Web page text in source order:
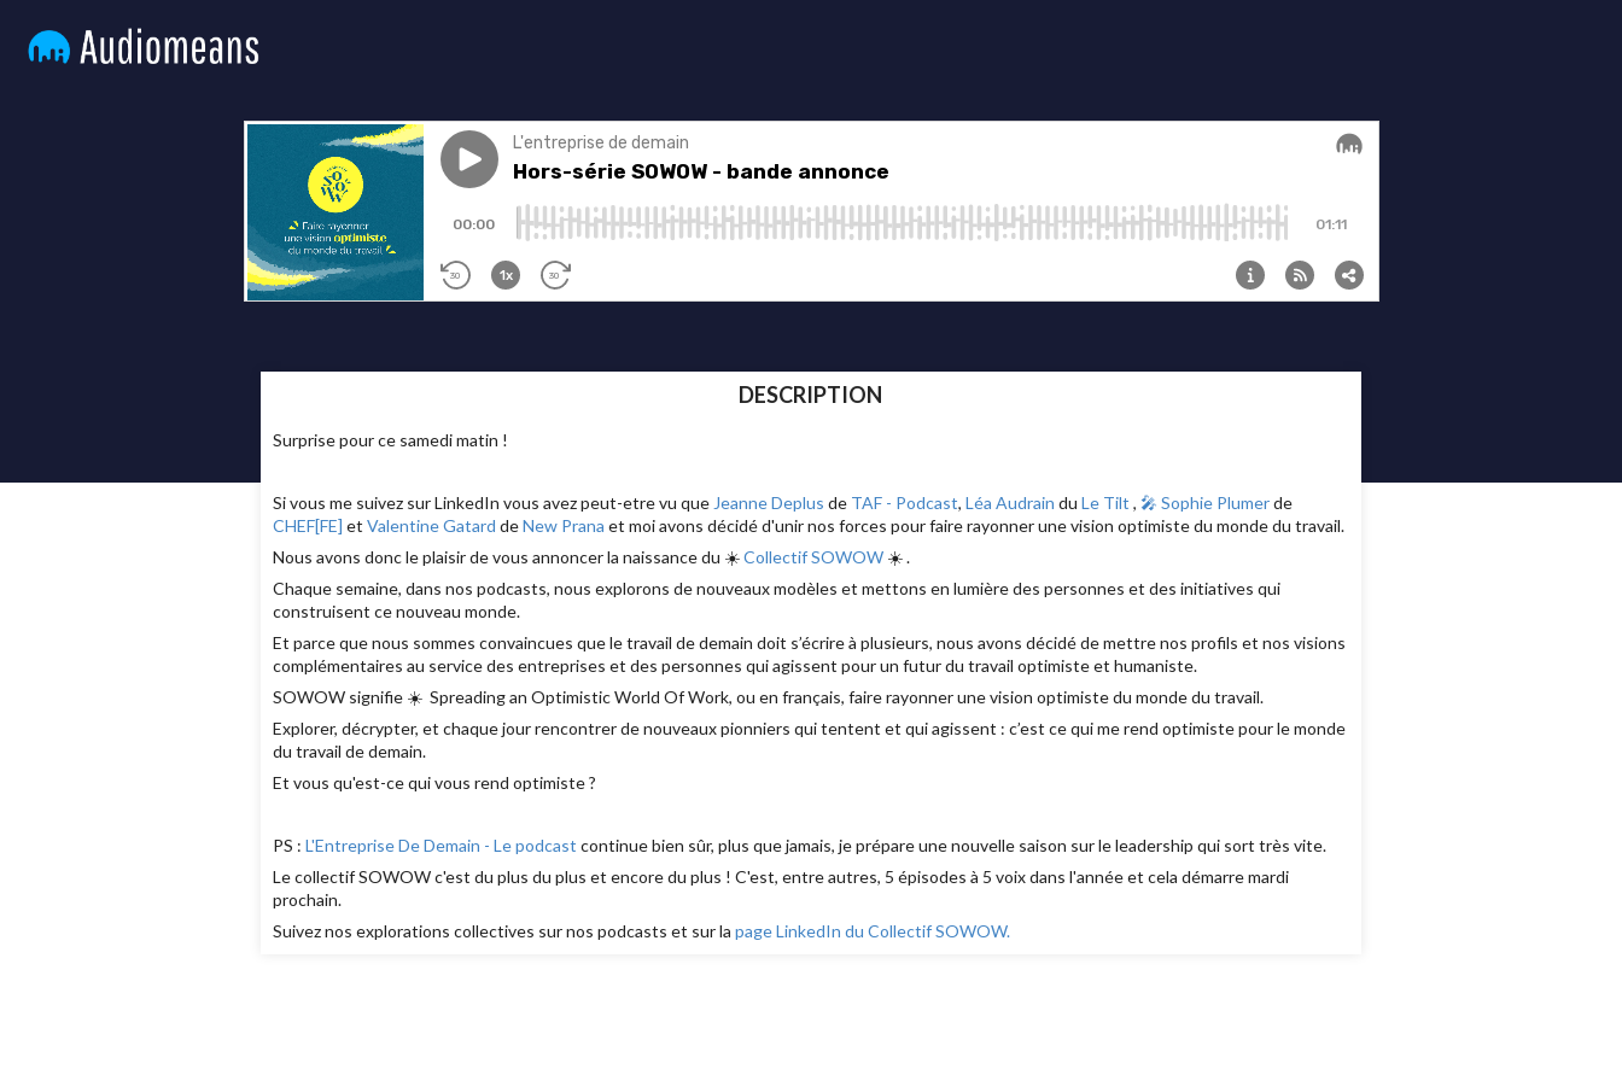
DESCRIPTION
Surprise pour ce samedi matin !
Si vous me suivez sur LinkedIn vous avez peut-etre vu que Jeanne Deplus de TAF - Podcast, Léa Audrain du Le Tilt , 🎤 Sophie Plumerde
CHEF[FE] et Valentine Gatard deNew Prana et moi avons décidé d'unir nos forces pour faire rayonner une vision optimiste du monde du travail.
Nous avons donc le plaisir de vous annoncer la naissance du ☀️Collectif SOWOW☀️ .
Chaque semaine, dans nos podcasts, nous explorons de nouveaux modèles et mettons en lumière des personnes et des initiatives qui
construisent ce nouveau monde.
Et parce que nous sommes convaincues que le travail de demain doit s’écrire à plusieurs, nous avons décidé de mettre nos profils et nos visions
complémentaires au service des entreprises et des personnes qui agissent pour un futur du travail optimiste et humaniste.
SOWOW signifie ☀️ Spreading an Optimistic World Of Work, ou en français, faire rayonner une vision optimiste du monde du travail.
Explorer, décrypter, et chaque jour rencontrer de nouveaux pionniers qui tentent et qui agissent : c’est ce qui me rend optimiste pour le monde
du travail de demain.
Et vous qu'est-ce qui vous rend optimiste ?
PS : L'Entreprise De Demain - Le podcast continue bien sûr, plus que jamais, je prépare une nouvelle saison sur le leadership qui sort très vite.
Le collectif SOWOW c'est du plus du plus et encore du plus ! C'est, entre autres, 5 épisodes à 5 voix dans l'année et cela démarre mardi
prochain.
Suivez nos explorations collectives sur nos podcasts et sur la page LinkedIn du Collectif SOWOW.